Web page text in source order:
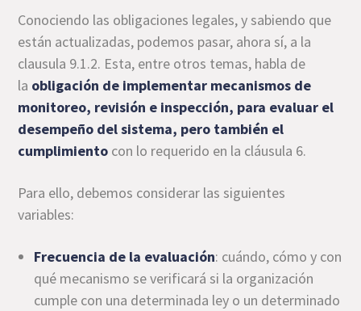
Conociendo las obligaciones legales, y sabiendo que
están actualizadas, podemos pasar, ahora sí, a la
clausula 9.1.2. Esta, entre otros temas, habla de
la obligación de implementar mecanismos de
monitoreo, revisión e inspección, para evaluar el
desempeño del sistema, pero también el
cumplimiento con lo requerido en la cláusula 6.
Para ello, debemos considerar las siguientes
variables:
Frecuencia de la evaluación: cuándo, cómo y con
qué mecanismo se verificará si la organización
cumple con una determinada ley o un determinado